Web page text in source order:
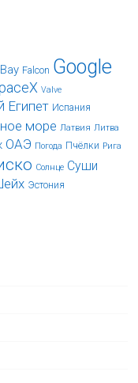
Falcon Google
Valve
Египет Испания
море Латвия Литва
ОАЭ Погода Пчёлки Рига
Солнце Суши
Эстония